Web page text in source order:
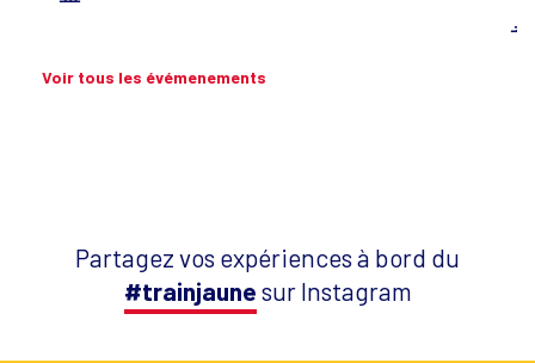
Voir tous les évémenements
Partagez vos expériences à bord du
#trainjaune sur Instagram